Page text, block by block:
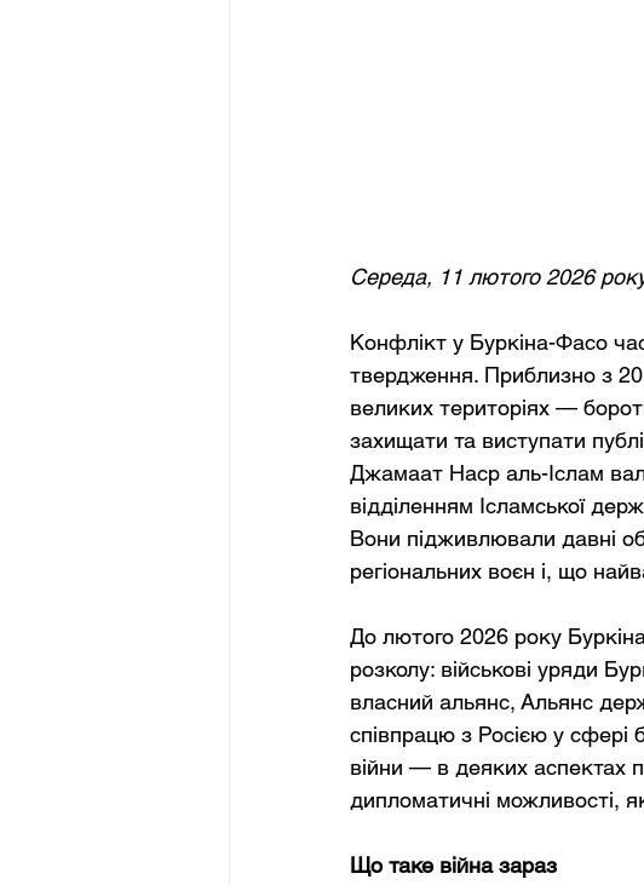
Середа, 11 лютого 2026
Конфлікт у Буркіна-Фасо
твердження. Приблизно з
великих територіях —
захищати та виступати
Джамаат Наср аль-Іслам
відділенням Ісламської
Вони підживлювали давні
регіональних воєн і, що
До лютого 2026 року
розколу: військові уряди
власний альянс, Альянс
співпрацю з Росією у сфері
війни — в деяких аспектах
дипломатичні можливості,
Що таке війна зараз